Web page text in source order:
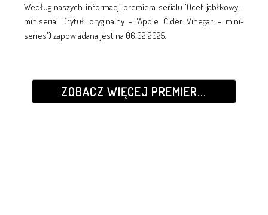
Według naszych informacji premiera serialu 'Ocet jabłkowy -
miniserial' (tytuł oryginalny - 'Apple Cider Vinegar - mini-
series') zapowiadana jest na 06.02.2025.
ZOBACZ WIĘCEJ PREMIER...